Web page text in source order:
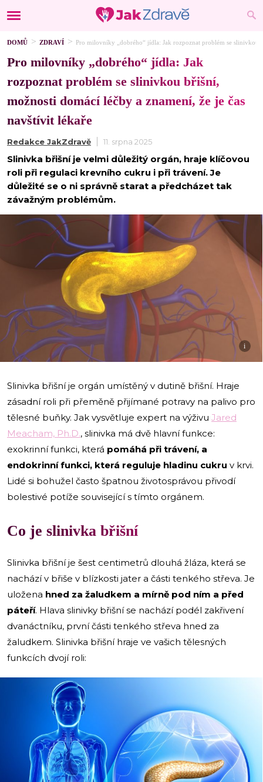
DOMŮ ZDRAVÍ Pro milovníky „dobrého“ jídla: Jak rozpoznat problém se slinivkou
Pro milovníky „dobrého“ jídla: Jak
rozpoznat problém se slinivkou břišní,
možnosti domácí léčby a znamení, že je čas
navštívit lékaře
Redakce JakZdravě 11. srpna 2025
Slinivka břišní je velmi důležitý orgán, hraje klíčovou
roli při regulaci krevního cukru i při trávení. Je
důležité se o ni správně starat a předcházet tak
závažným problémům.
i
Slinivka břišní je orgán umístěný v dutině břišní. Hraje
zásadní roli při přeměně přijímané potravy na palivo pro
tělesné buňky. Jak vysvětluje expert na výživu Jared
Meacham, Ph.D., slinivka má dvě hlavní funkce:
exokrinní funkci, která pomáhá při trávení, a
endokrinní funkci, která reguluje hladinu cukru v krvi.
Lidé si bohužel často špatnou životosprávou přivodí
bolestivé potíže související s tímto orgánem.
Co je slinivka břišní
Slinivka břišní je šest centimetrů dlouhá žláza, která se
nachází v břiše v blízkosti jater a části tenkého střeva. Je
uložena hned za žaludkem a mírně pod ním a před
páteří. Hlava slinivky břišní se nachází podél zakřivení
dvanáctníku, první části tenkého střeva hned za
žaludkem. Slinivka břišní hraje ve vašich tělesných
funkcích dvojí roli: